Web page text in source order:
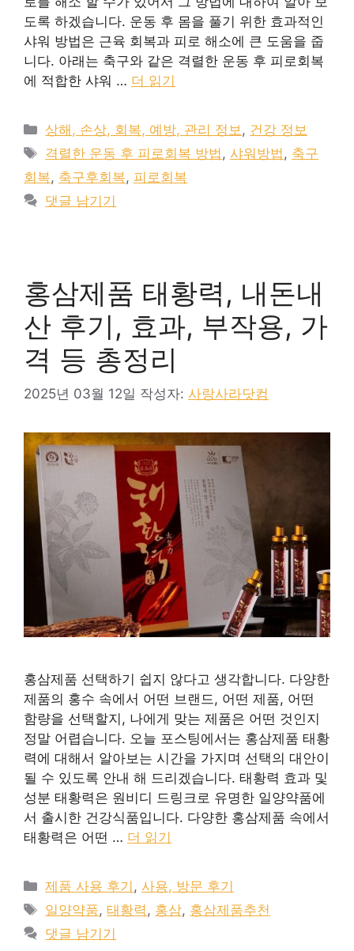
도록 하겠습니다. 운동 후 몸을 풀기 위한 효과적인
샤워 방법은 근육 회복과 피로 해소에 큰 도움을 줍
니다. 아래는 축구와 같은 격렬한 운동 후 피로회복
에 적합한 샤워 … 더 읽기
카
테
고
리
상해, 손상, 회복, 예방, 관리 정보 , 건강 정보
태
그
격렬한 운동 후 피로회복 방법 ,샤워방법 , 축구
회복, 축구후회복, 피로회복
댓글 남기기
홍삼제품 태황력, 내돈내
산 후기, 효과, 부작용, 가
격 등 총정리
2025년 03월 12일 작성자: 사랑사라닷컴
홍삼제품 선택하기 쉽지 않다고 생각합니다. 다양한
제품의 홍수 속에서 어떤 브랜드, 어떤 제품, 어떤
함량을 선택할지, 나에게 맞는 제품은 어떤 것인지
정말 어렵습니다. 오늘 포스팅에서는 홍삼제품 태황
력에 대해서 알아보는 시간을 가지며 선택의 대안이
될 수 있도록 안내 해 드리겠습니다. 태황력 효과 및
성분 태황력은 원비디 드링크로 유명한 일양약품에
서 출시한 건강식품입니다. 다양한 홍삼제품 속에서
태황력은 어떤 … 더 읽기
카
테
리
제품 사용 후기 ,사용, 방문 후기
태
그
일양약품,태황력 , 홍삼, 홍삼제품추천
댓글 남기기